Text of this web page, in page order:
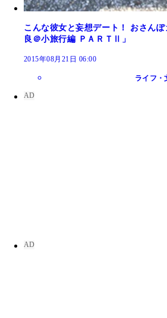
こんな彼女と妄想デート！ おさん
良＠小旅行編 ＰＡＲＴⅡ」
2015年08月21日 06:00
ライフ・